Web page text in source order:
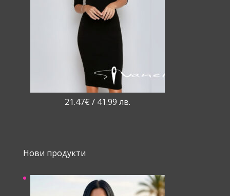
21.47€ / 41.99 лв.
Нови продукти